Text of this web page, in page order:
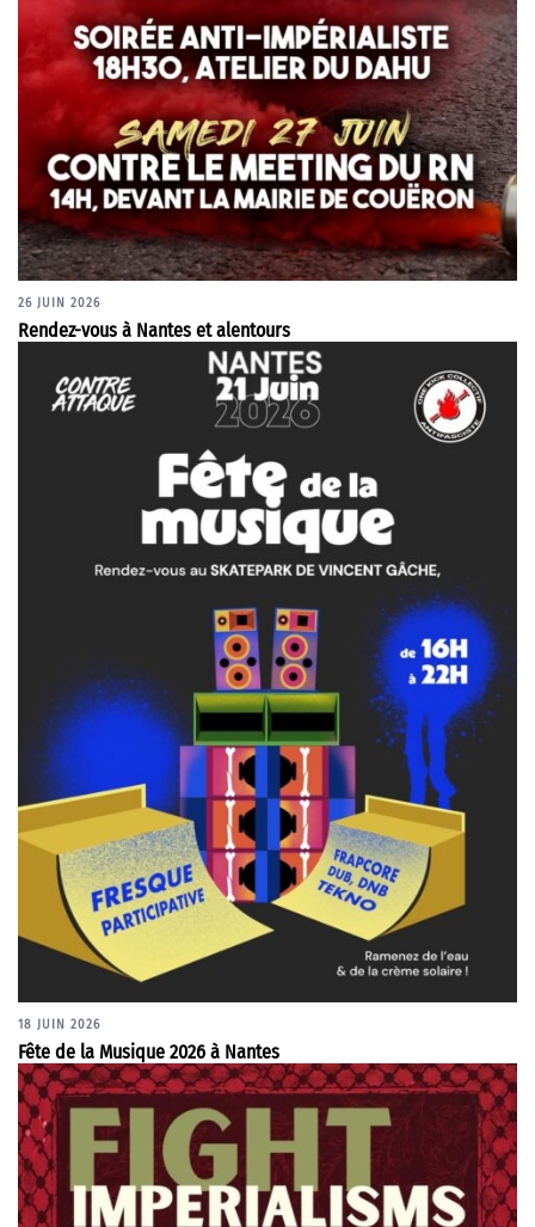
26 JUIN 2026
Rendez-vous à Nantes et alentours
18 JUIN 2026
Fête de la Musique 2026 à Nantes